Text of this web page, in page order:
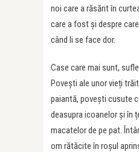
noi care a răsărit în
care a fost și despre
când li se face dor.
Case care mai sunt,
Povești ale unor vieți
paiantă, povești cusute
deasupra icoanelor și în
macatelor de pe pat.
om rătăcite în roșul